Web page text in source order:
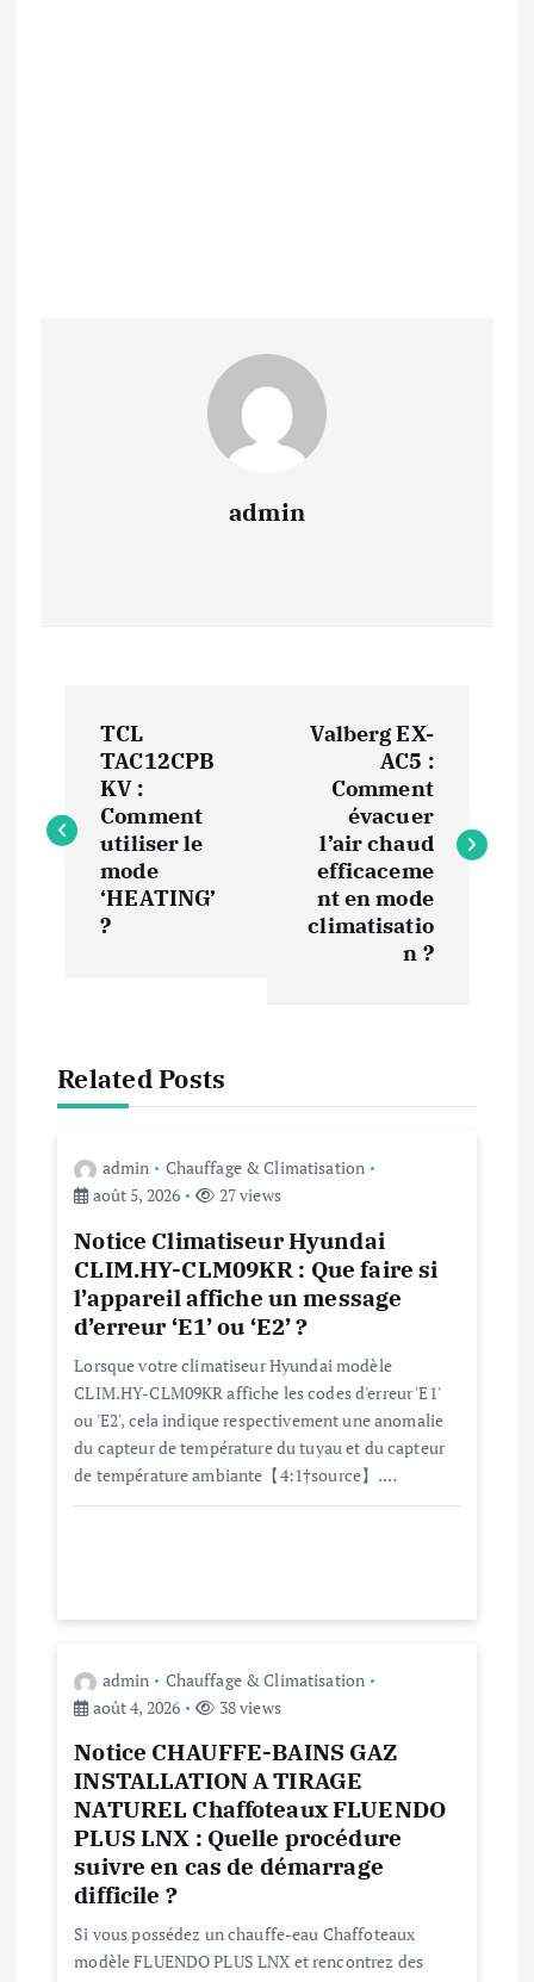
admin
v
t
TCL
TAC12CPB
KV :
Comment
utiliser le
mode
‘HEATING’
?
Valberg EX-
AC5 :
Comment
évacuer
l’air chaud
efficaceme
nt en mode
climatisatio
n ?
Related Posts
admin
Chauffage & Climatisation
août 5, 2026
27 views
Notice Climatiseur Hyundai
CLIM.HY-CLM09KR : Que faire si
l’appareil affiche un message
d’erreur ‘E1’ ou ‘E2’ ?
Lorsque votre climatiseur Hyundai modèle
CLIM.HY-CLM09KR affiche les codes d'erreur 'E1'
ou 'E2', cela indique respectivement une anomalie
du capteur de température du tuyau et du capteur
de température ambiante【4:1†source】.…
admin
Chauffage & Climatisation
août 4, 2026
38 views
Notice CHAUFFE-BAINS GAZ
INSTALLATION A TIRAGE
NATUREL Chaffoteaux FLUENDO
PLUS LNX : Quelle procédure
suivre en cas de démarrage
difficile ?
Si vous possédez un chauffe-eau Chaffoteaux
modèle FLUENDO PLUS LNX et rencontrez des